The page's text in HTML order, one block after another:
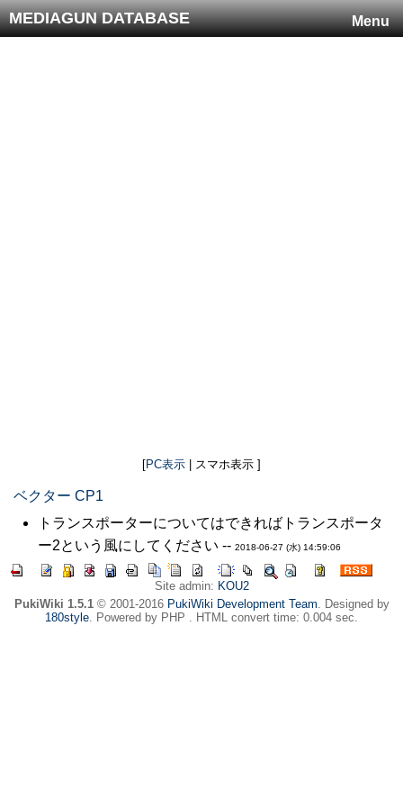
Menu
MEDIAGUN DATABASE
[PC表示 | スマホ表示 ]
ベクター CP1
トランスポーターについてはできればトランスポータ
ー2という風にしてください -- 2018-06-27 (水) 14:59:06
Site admin: KOU2
PukiWiki 1.5.1© 2001-2016 PukiWiki Development Team. Designed by
180style. Powered by PHP . HTML convert time: 0.004 sec.